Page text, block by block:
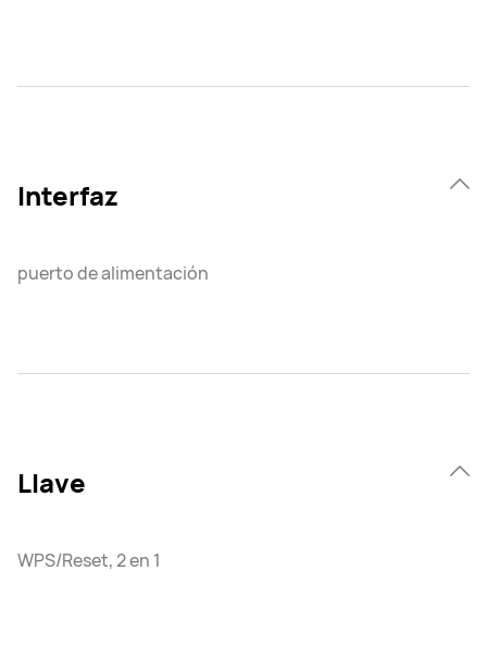
Interfaz
puerto de alimentación
Llave
WPS/Reset, 2 en 1